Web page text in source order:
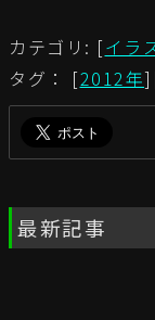
カテゴリ: [イラ
タグ： [2012年
最新記事